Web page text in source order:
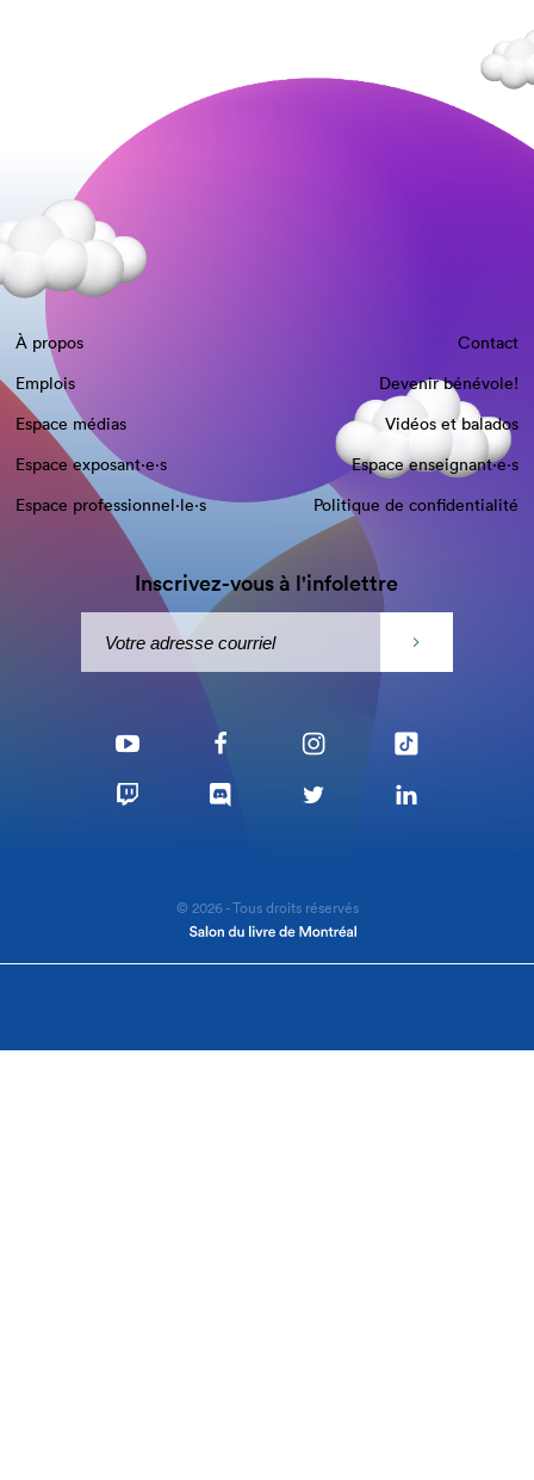
À propos
Contact
Emplois
Devenir bénévole!
Espace médias
Vidéos et balados
Espace exposant·e⋅s
Espace enseignant·e⋅s
Espace professionnel·le⋅s
Politique de confidentialité
Inscrivez-vous à l'infolettre
© 2026 - Tous droits réservés